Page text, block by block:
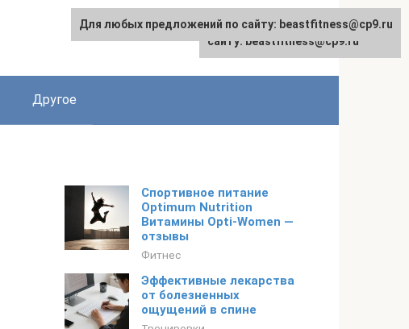
Другое
Спортивное питание
Optimum Nutrition
Витамины Opti-Women —
отзывы
Фитнес
Эффективные лекарства
от болезненных
ощущений в спине
Для любых предложений по
сайту: beastfitness@cp9.ru
Для любых предложений по сайту: beastfitness@cp9.ru